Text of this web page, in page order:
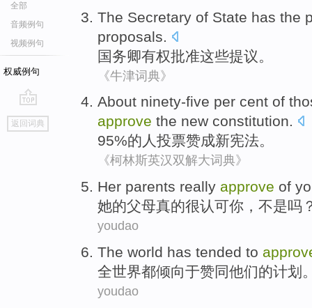
全部
音频例句
视频例句
权威例句
go
top
返回词典
The Secretary of State has the
proposals
国务卿有权批准这些提议。
《牛津词典》
About ninety-five per cent of
approve the new constitution.
95%的 人 投票赞成新宪法。
《柯林斯英汉双解大词典》
Her parents really approve of
她的父母真的很认可你 ， 不是吗
youdao
The world has tended to
全世界都倾向于赞同他们的计划
youdao